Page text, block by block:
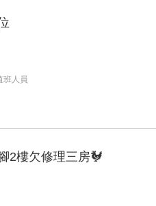
班人員
2樓欠修理三房🐓